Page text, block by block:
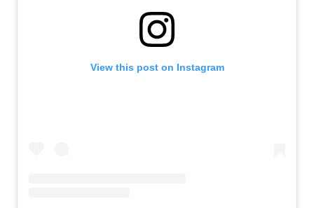
View this post on Instagram